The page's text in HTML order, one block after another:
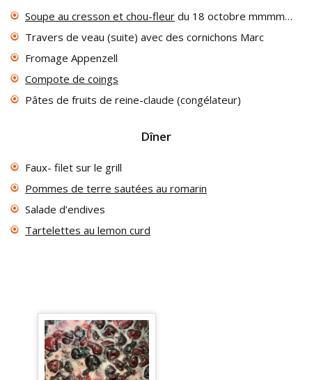
Soupe au cresson et chou-fleur du 18 octobre mmmm…
Travers de veau (suite) avec des cornichons Marc
Fromage Appenzell
Compote de coings
Pâtes de fruits de reine-claude (congélateur)
Dîner
Faux- filet sur le grill
Pommes de terre sautées au romarin
Salade d’endives
Tartelettes au lemon curd